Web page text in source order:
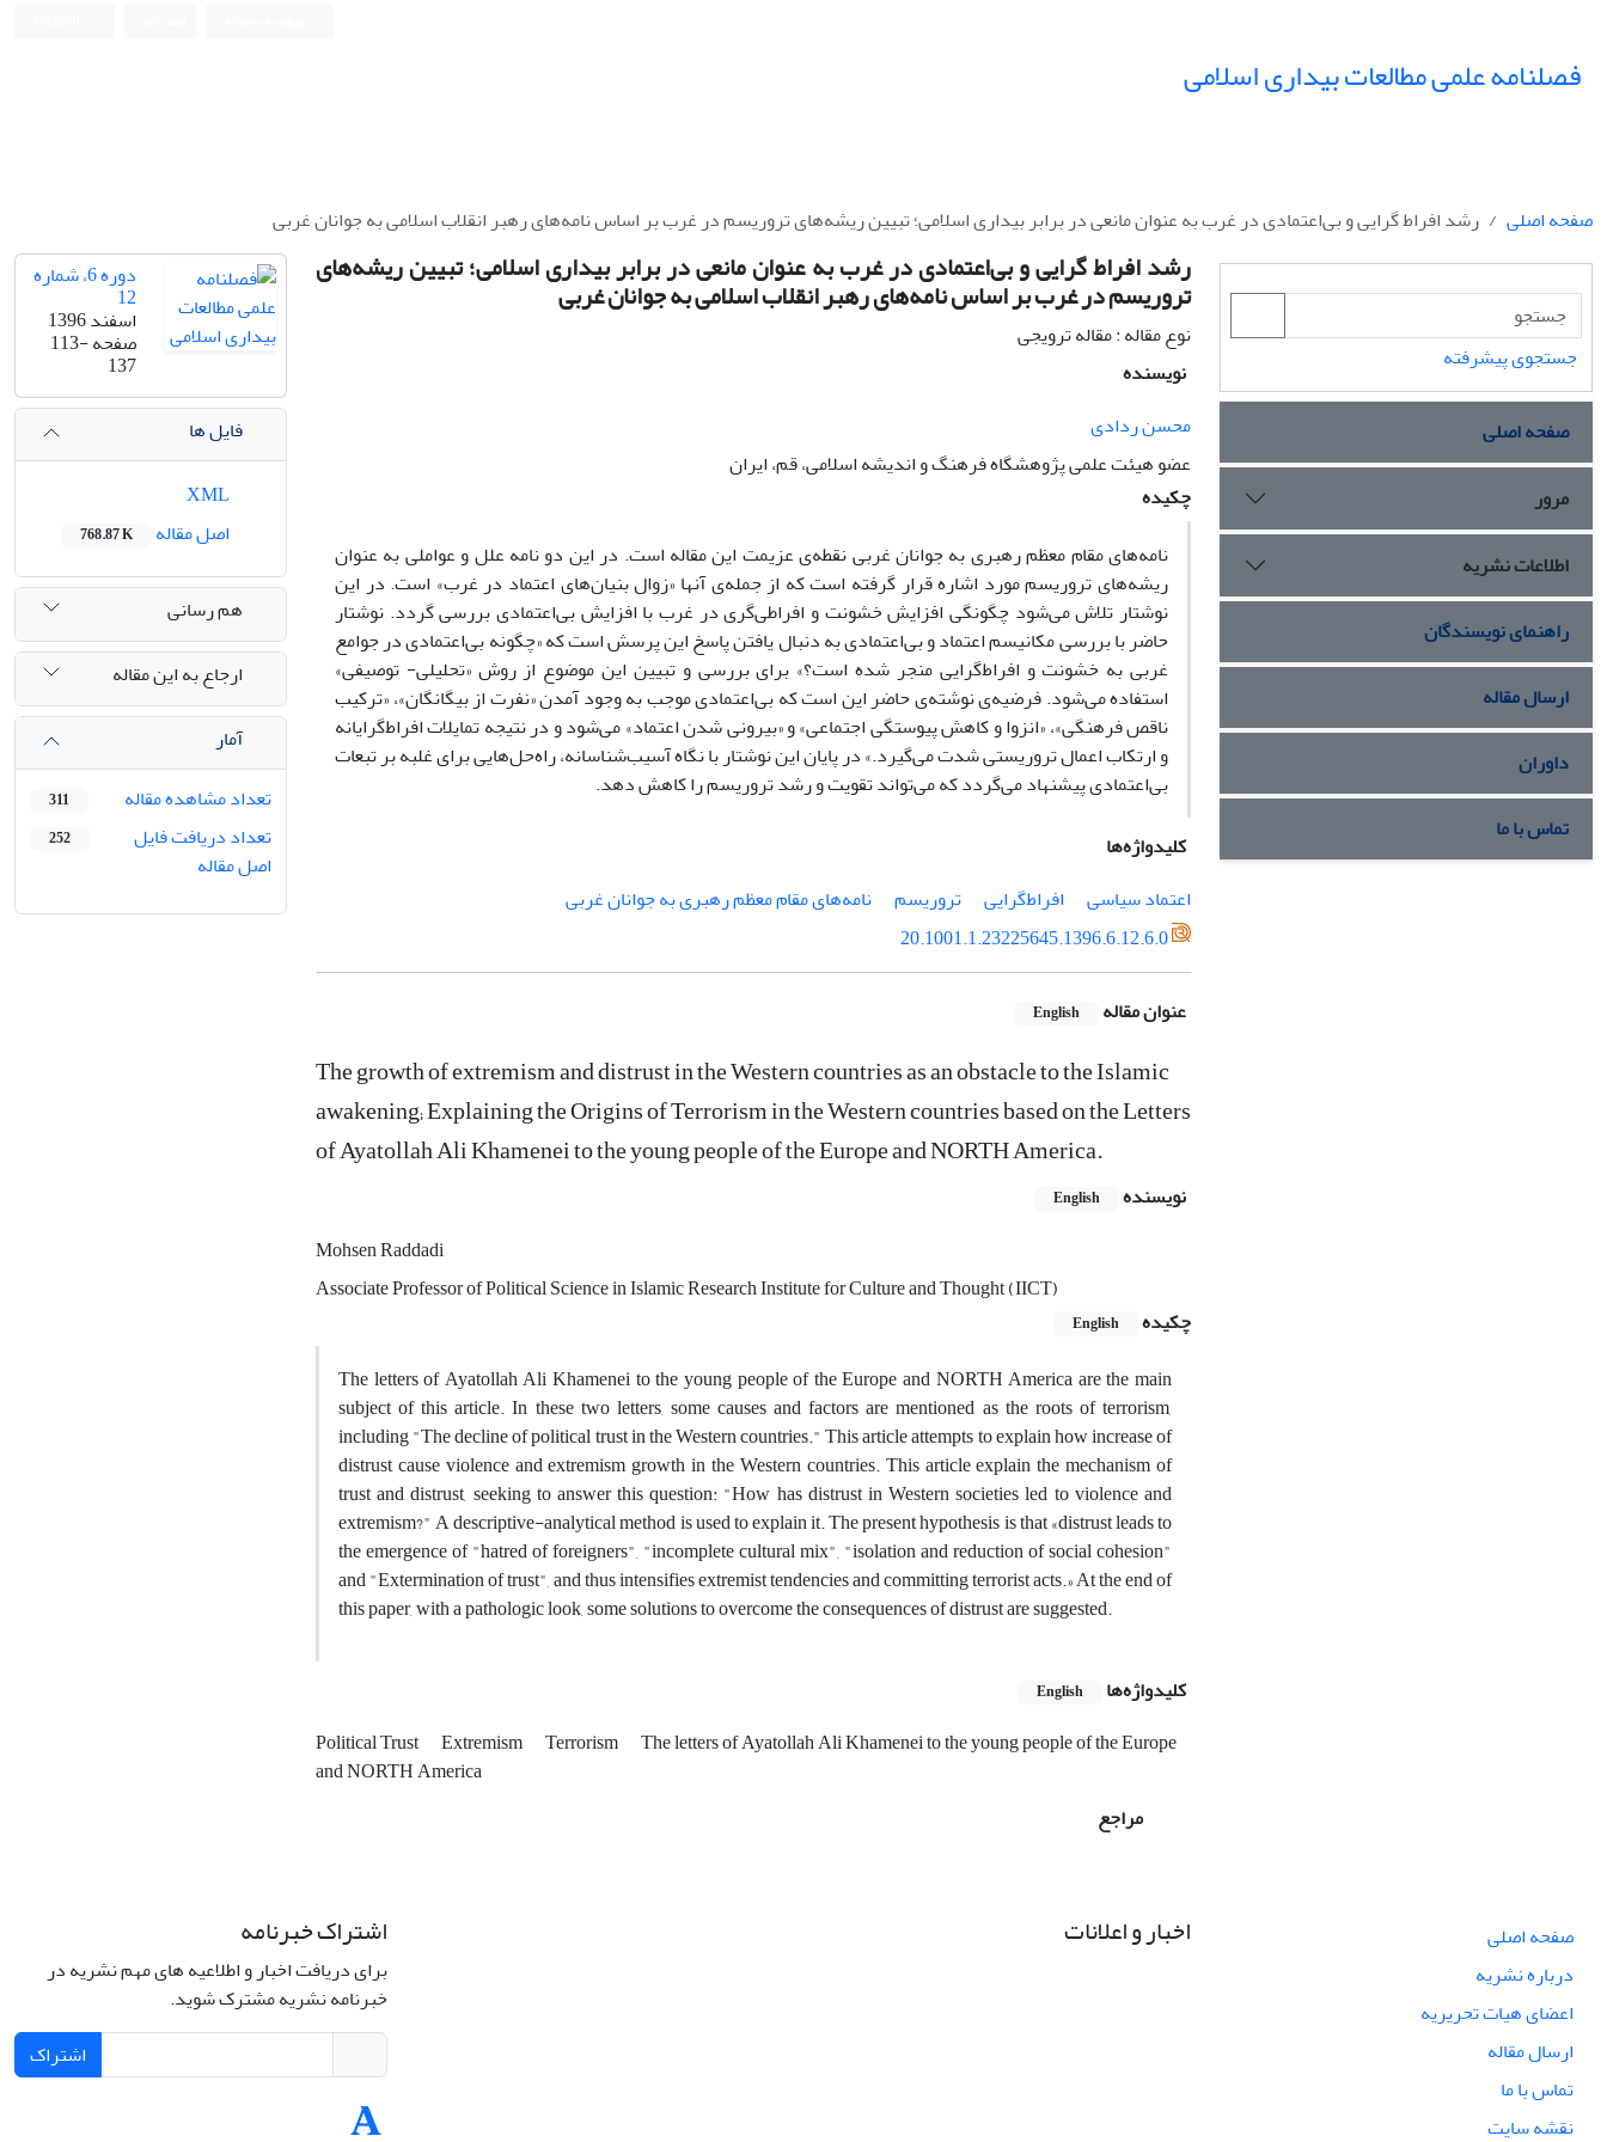
فصلنامه علمی مطالعات بیداری اسلامی
صفحه اصلی رشد افراط گرایی و بی‌اعتمادی در غرب به عنوان مانعی در برابر بیداری اسلامی؛ تبیین ریشه‌های تروریسم در غرب بر اساس نامه‌های رهبر انقلاب اسلامی به جوانان غربی
رشد افراط گرایی و بی‌اعتمادی در غرب به عنوان مانعی در برابر بیداری اسلامی؛ تبیین ریشه‌های
تروریسم در غرب بر اساس نامه‌های رهبر انقلاب اسلامی به جوانان غربی
نوع مقاله : مقاله ترویجی
نویسنده
محسن ردادی
عضو هیئت علمی پژوهشگاه فرهنگ و اندیشه اسلامی، قم، ایران
چکیده
نامه‌های مقام معظم رهبری به جوانان غربی نقطه‌ی عزیمت این مقاله است. در این دو نامه علل و عواملی به عنوان
ریشه‌های تروریسم مورد اشاره قرار گرفته است که از جمله‌ی آنها «زوال بنیان‌های اعتماد در غرب» است. در این
نوشتار تلاش می‌شود چگونگی افزایش خشونت و افراطی‌گری در غرب با افزایش بی‌اعتمادی بررسی گردد. نوشتار
حاضر با بررسی مکانیسم اعتماد و بی‌اعتمادی به دنبال یافتن پاسخ این پرسش است که «چگونه بی‌اعتمادی در جوامع
غربی به خشونت و افراط‌گرایی منجر شده است؟» برای بررسی و تبیین این موضوع از روش «تحلیلی- توصیفی»
استفاده می‌شود. فرضیه‌ی نوشته‌ی حاضر این است که بی‌اعتمادی موجب به وجود آمدن «نفرت از بیگانگان»، «ترکیب
ناقص فرهنگی»، «انزوا و کاهش پیوستگی اجتماعی» و «بیرونی شدن اعتماد» می‌شود و در نتیجه تمایلات افراط‌گرایانه
و ارتکاب اعمال تروریستی شدت می‌گیرد.» در پایان این نوشتار با نگاه آسیب‌شناسانه، راه‌حل‌هایی برای غلبه بر تبعات
بی‌اعتمادی پیشنهاد می‌گردد که می‌تواند تقویت و رشد تروریسم را کاهش دهد.
کلیدواژه‌ها
اعتماد سیاسی
افراط‌گرایی تروریسم
نامه‌های مقام معظم رهبری به جوانان غربی
20.1001.1.23225645.1396.6.12.6.0
عنوان مقاله English
The growth of extremism and distrust in the Western countries as an obstacle to the Islamic
awakening; Explaining the Origins of Terrorism in the Western countries based on the Letters
of Ayatollah Ali Khamenei to the young people of the Europe and NORTH America.
نویسنده English
Mohsen Raddadi
Associate Professor of Political Science in Islamic Research Institute for Culture and Thought (IICT)
چکیده
English
The letters of Ayatollah Ali Khamenei to the young people of the Europe and NORTH America are the main
subject of this article. In these two letters, some causes and factors are mentioned as the roots of terrorism,
including "The decline of political trust in the Western countries." This article attempts to explain how increase of
distrust cause violence and extremism growth in the Western countries. This article explain the mechanism of
trust and distrust, seeking to answer this question: "How has distrust in Western societies led to violence and
extremism?" A descriptive-analytical method is used to explain it. The present hypothesis is that «distrust leads to
the emergence of "hatred of foreigners", "incomplete cultural mix", "isolation and reduction of social cohesion"
and "Extermination of trust", and thus intensifies extremist tendencies and committing terrorist acts.» At the end of
this paper, with a pathologic look, some solutions to overcome the consequences of distrust are suggested.
کلیدواژه‌ها English
Political Trust Extremism Terrorism
The letters of Ayatollah Ali Khamenei to the young people of the Europe
and NORTH America
مراجع
دوره 6، شماره
12
اسفند 1396
صفحه113-
137
فایل ها
اصل مقاله
768.87 K
هم رسانی
ارجاع به این مقاله
آمار
تعداد مشاهده مقاله
311
تعداد دریافت فایل
اصل مقاله
252
جستجوی پیشرفته
صفحه اصلی
مرور
اطلاعات نشریه
راهنمای نویسندگان
ارسال مقاله
داوران
تماس با ما
صفحه اصلی
درباره نشریه
اعضای هیات تحریریه
ارسال مقاله
تماس با ما
نقشه سایت
اخبار و اعلانات اشتراک خبرنامه
برای دریافت اخبار و اطلاعیه های مهم نشریه در
خبرنامه نشریه مشترک شوید.
اشتراک